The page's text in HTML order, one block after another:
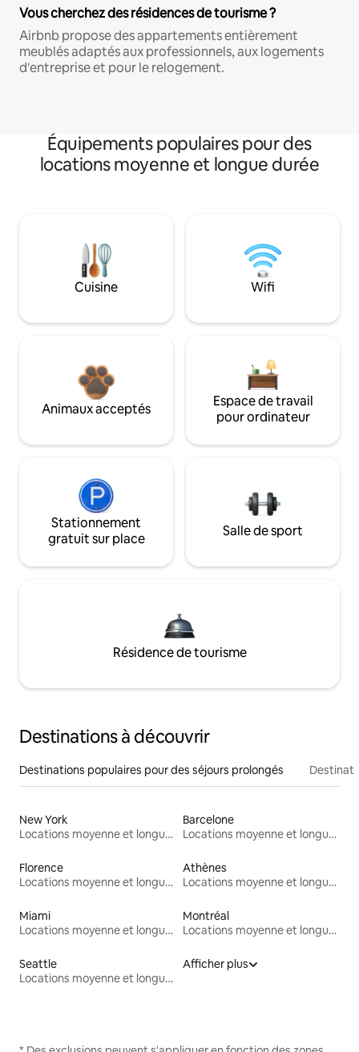
Vous cherchez des résidences de tourisme ?
Airbnb propose des appartements entièrement
meublés adaptés aux professionnels, aux logements
d'entreprise et pour le relogement.
Équipements populaires pour des
locations moyenne et longue durée
Cuisine Wifi
Animaux acceptés
Espace de travail
pour ordinateur
Stationnement
gratuit sur place
Salle de sport
Résidence de tourisme
Destinations à découvrir
Destinations populaires pour des séjours prolongés
New York
Locations moyenne et longue durée
Barcelone
Locations moyenne et longue durée
Florence
Locations moyenne et longue durée
Athènes
Locations moyenne et longue durée
Miami
Locations moyenne et longue durée
Montréal
Locations moyenne et longue durée
Seattle
Locations moyenne et longue durée
Afficher plus